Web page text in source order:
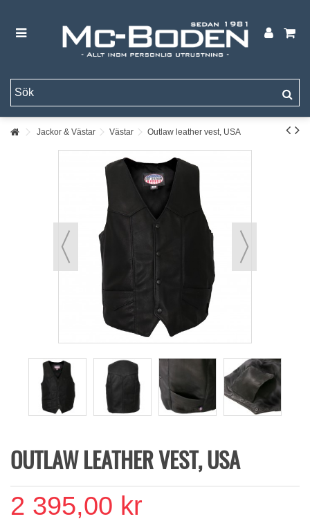
Jackor & Västar Västar Outlaw leather vest, USA
OUTLAW LEATHER VEST, USA
2 395,00 kr